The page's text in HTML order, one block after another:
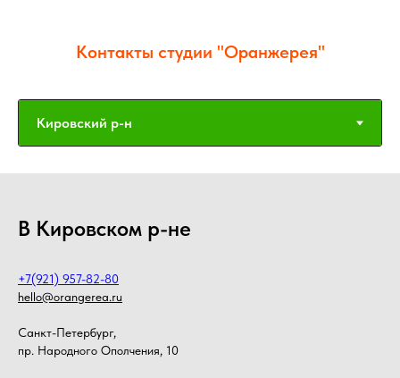
Контакты студии "Оранжерея"
В Кировском р-не
+7(921) 957-82-80
hello@orangerea.ru
Санкт-Петербург,
пр. Народного Ополчения, 10